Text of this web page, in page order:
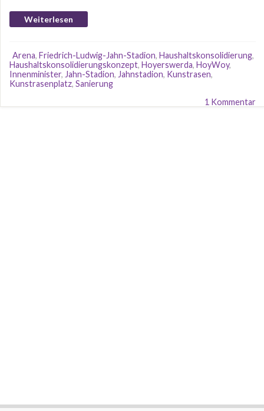
Weiterlesen
Arena, Friedrich-Ludwig-Jahn-Stadion, Haushaltskonsolidierung,
Haushaltskonsolidierungskonzept, Hoyerswerda, HoyWoy,
Innenminister, Jahn-Stadion, Jahnstadion, Kunstrasen,
Kunstrasenplatz, Sanierung
1 Kommentar